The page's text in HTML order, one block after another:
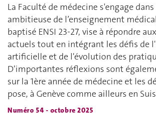
La Faculté de médecine s'engage
ambitieuse de l’enseignement
baptisé ENSI 23-27, vise à répondre
actuels tout en intégrant les défis de
artificielle et de l'évolution des
D’importantes réflexions sont
sur la 1ère année de médecine et les
pose, à Genève comme ailleurs en
Numéro 54 - octobre 2025